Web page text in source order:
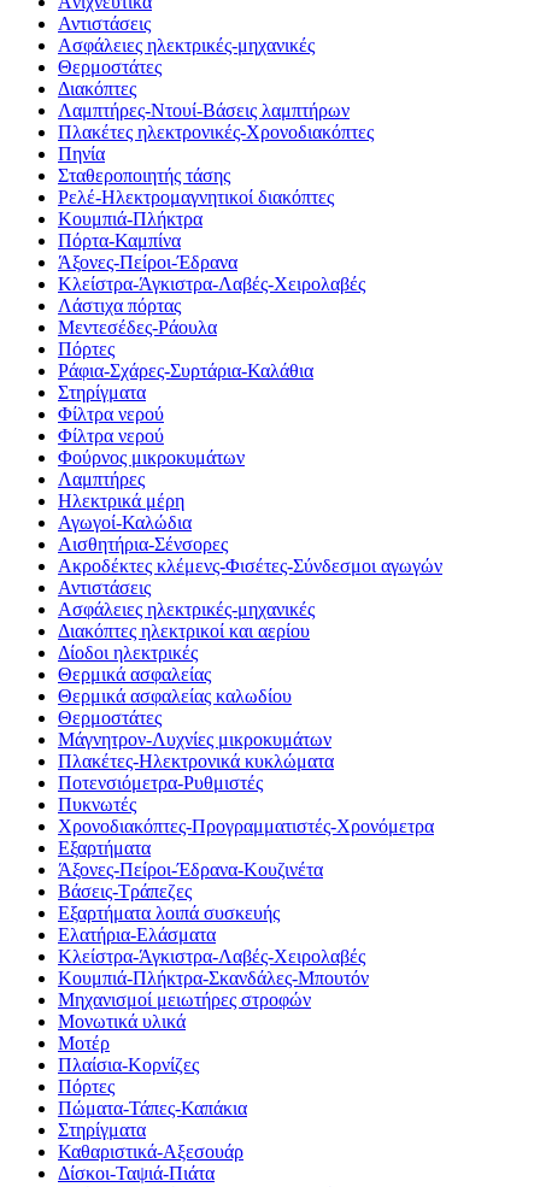
Αντιστάσεις
Ασφάλειες ηλεκτρικές-μηχανικές
Θερμοστάτες
Διακόπτες
Λαμπτήρες-Ντουί-Βάσεις λαμπτήρων
Πλακέτες ηλεκτρονικές-Χρονοδιακόπτες
Πηνία
Σταθεροποιητής τάσης
Ρελέ-Ηλεκτρομαγνητικοί διακόπτες
Κουμπιά-Πλήκτρα
Πόρτα-Καμπίνα
Άξονες-Πείροι-Έδρανα
Κλείστρα-Άγκιστρα-Λαβές-Χειρολαβές
Λάστιχα πόρτας
Μεντεσέδες-Ράουλα
Πόρτες
Ράφια-Σχάρες-Συρτάρια-Καλάθια
Στηρίγματα
Φίλτρα νερού
Φίλτρα νερού
Φούρνος μικροκυμάτων
Λαμπτήρες
Ηλεκτρικά μέρη
Αγωγοί-Καλώδια
Αισθητήρια-Σένσορες
Ακροδέκτες κλέμενς-Φισέτες-Σύνδεσμοι αγωγών
Αντιστάσεις
Ασφάλειες ηλεκτρικές-μηχανικές
Διακόπτες ηλεκτρικοί και αερίου
Δίοδοι ηλεκτρικές
Θερμικά ασφαλείας
Θερμικά ασφαλείας καλωδίου
Θερμοστάτες
Μάγνητρον-Λυχνίες μικροκυμάτων
Πλακέτες-Ηλεκτρονικά κυκλώματα
Ποτενσιόμετρα-Ρυθμιστές
Πυκνωτές
Χρονοδιακόπτες-Προγραμματιστές-Χρονόμετρα
Εξαρτήματα
Άξονες-Πείροι-Έδρανα-Κουζινέτα
Βάσεις-Τράπεζες
Εξαρτήματα λοιπά συσκευής
Ελατήρια-Ελάσματα
Κλείστρα-Άγκιστρα-Λαβές-Χειρολαβές
Κουμπιά-Πλήκτρα-Σκανδάλες-Μπουτόν
Μηχανισμοί μειωτήρες στροφών
Μονωτικά υλικά
Μοτέρ
Πλαίσια-Κορνίζες
Πόρτες
Πώματα-Τάπες-Καπάκια
Στηρίγματα
Καθαριστικά-Αξεσουάρ
Δίσκοι-Ταψιά-Πιάτα